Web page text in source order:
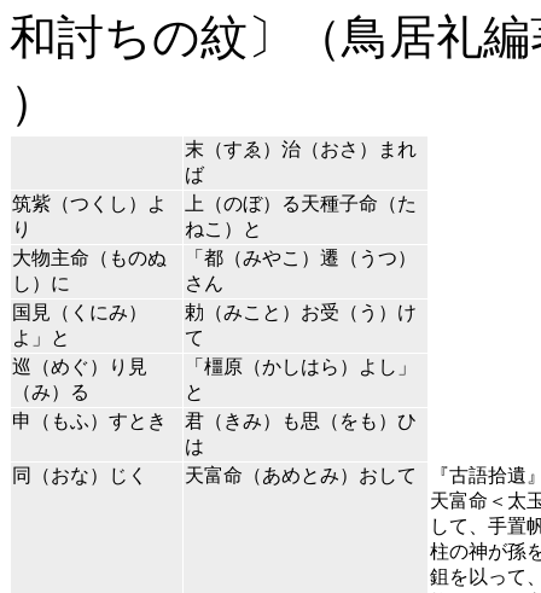
和討ちの紋〕（鳥居礼
）
末（すゑ）治（おさ）まれ
ば
筑紫（つくし）よ
り
上（のぼ）る天種子命（た
ねこ）と
大物主命（ものぬ
し）に
「都（みやこ）遷（うつ）
さん
国見（くにみ）
よ」と
勅（みこと）お受（う）け
て
巡（めぐ）り見
（み）る
「橿原（かしはら）よし」
と
申（もふ）すとき
君（きみ）も思（をも）ひ
は
同（おな）じく
天富命（あめとみ）おして
『古語拾遺
天富命＜太
して、手置
柱の神が孫
鉏を以って